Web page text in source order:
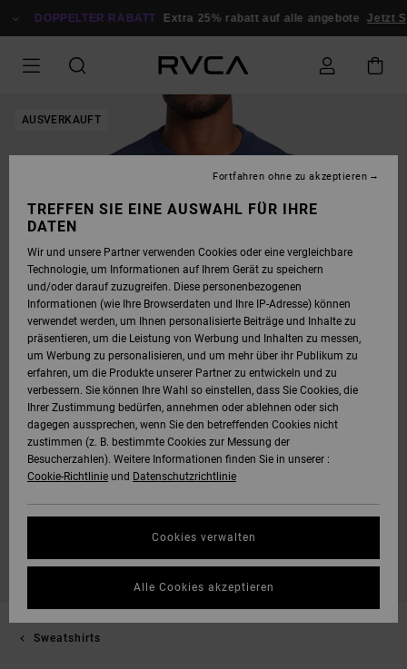
ZUR
DOPPELTER RABATT Extra 25% rabatt auf alle angebote Jetzt
AUSVERKAUFT
Sweatshirts
TREFFEN SIE EINE AUSWAHL FÜR IHRE
DATEN
Wir und unsere Partner verwenden Cookies oder eine vergleichbare
Technologie, um Informationen auf Ihrem Gerät zu speichern
und/oder darauf zuzugreifen. Diese personenbezogenen
Informationen (wie Ihre Browserdaten und Ihre IP-Adresse) können
verwendet werden, um Ihnen personalisierte Beiträge und Inhalte zu
präsentieren, um die Leistung von Werbung und Inhalten zu messen,
um Werbung zu personalisieren, und um mehr über ihr Publikum zu
erfahren, um die Produkte unserer Partner zu entwickeln und zu
verbessern. Sie können Ihre Wahl so einstellen, dass Sie Cookies, die
Ihrer Zustimmung bedürfen, annehmen oder ablehnen oder sich
dagegen aussprechen, wenn Sie den betreffenden Cookies nicht
zustimmen (z. B. bestimmte Cookies zur Messung der
Besucherzahlen). Weitere Informationen finden Sie in unserer :
Cookie-Richtlinie und Datenschutzrichtlinie
Cookies verwalten
Fortfahren ohne zu akzeptieren
Alle Cookies akzeptieren